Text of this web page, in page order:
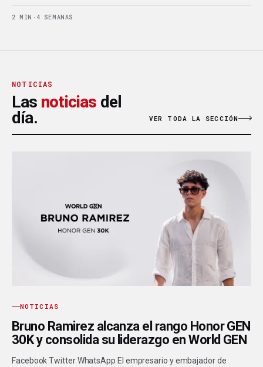
2 MIN · 4 SEMANAS
NOTICIAS
Las noticias del
día.
VER TODA LA SECCIÓN
NOTICIAS
Bruno Ramirez alcanza el rango Honor GEN
30K y consolida su liderazgo en World GEN
Facebook Twitter WhatsApp El empresario y embajador de